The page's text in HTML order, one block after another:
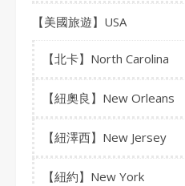
【美國旅遊】USA
【北卡】North Carolina
【紐奧良】New Orleans
【紐澤西】New Jersey
【紐約】New York